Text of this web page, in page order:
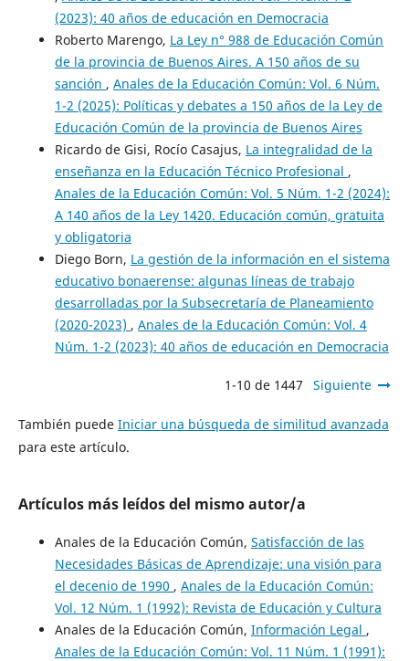
(2023): 40 años de educación en Democracia
Roberto Marengo, La Ley n° 988 de Educación Común
de la provincia de Buenos Aires. A 150 años de su
sanción , Anales de la Educación Común: Vol. 6 Núm.
1-2 (2025): Políticas y debates a 150 años de la Ley de
Educación Común de la provincia de Buenos Aires
Ricardo de Gisi, Rocío Casajus, La integralidad de la
enseñanza en la Educación Técnico Profesional ,
Anales de la Educación Común: Vol. 5 Núm. 1-2 (2024):
A 140 años de la Ley 1420. Educación común, gratuita
y obligatoria
Diego Born, La gestión de la información en el sistema
educativo bonaerense: algunas líneas de trabajo
desarrolladas por la Subsecretaría de Planeamiento
(2020-2023) , Anales de la Educación Común: Vol. 4
Núm. 1-2 (2023): 40 años de educación en Democracia
1-10 de 1447 Siguiente
También puede Iniciar una búsqueda de similitud avanzada
para este artículo.
Artículos más leídos del mismo autor/a
Anales de la Educación Común, Satisfacción de las
Necesidades Básicas de Aprendizaje: una visión para
el decenio de 1990 , Anales de la Educación Común:
Vol. 12 Núm. 1 (1992): Revista de Educación y Cultura
Anales de la Educación Común, Información Legal ,
Anales de la Educación Común: Vol. 11 Núm. 1 (1991):